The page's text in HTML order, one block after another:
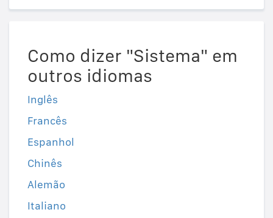
Como dizer "Sistema" em
outros idiomas
Inglês
Francês
Espanhol
Chinês
Alemão
Italiano